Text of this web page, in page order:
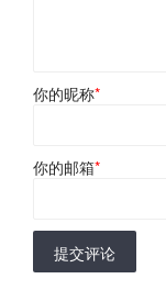
你的昵称*
你的邮箱*
提交评论